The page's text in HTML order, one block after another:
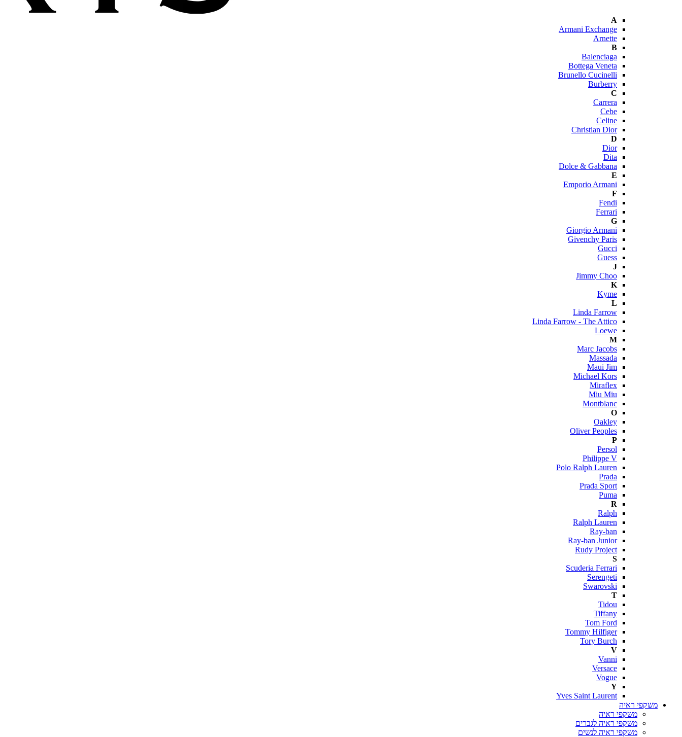
A
Armani Exchange
Arnette
B
Balenciaga
Bottega Veneta
Brunello Cucinelli
Burberry
C
Carrera
Cebe
Celine
Christian Dior
D
Dior
Dita
Dolce & Gabbana
E
Emporio Armani
F
Fendi
Ferrari
G
Giorgio Armani
Givenchy Paris
Gucci
Guess
J
Jimmy Choo
K
Kyme
L
Linda Farrow
Linda Farrow - The Attico
Loewe
M
Marc Jacobs
Massada
Maui Jim
Michael Kors
Miraflex
Miu Miu
Montblanc
O
Oakley
Oliver Peoples
P
Persol
Philippe V
Polo Ralph Lauren
Prada
Prada Sport
Puma
R
Ralph
Ralph Lauren
Ray-ban
Ray-ban Junior
Rudy Project
S
Scuderia Ferrari
Serengeti
Swarovski
T
Tidou
Tiffany
Tom Ford
Tommy Hilfiger
Tory Burch
V
Vanni
Versace
Vogue
Y
Yves Saint Laurent
משקפי ראיה
משקפי ראיה
משקפי ראיה לגברים
משקפי ראיה לנשים